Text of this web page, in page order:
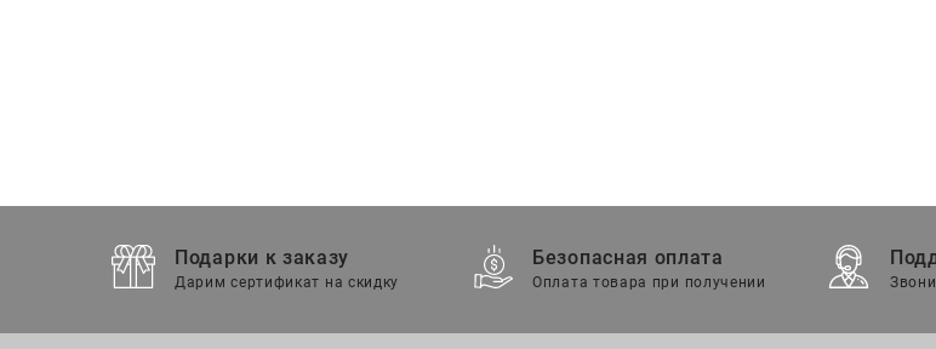
Подарки к заказу
Дарим сертификат на скидку
Безопасная оплата
Оплата товара при получении